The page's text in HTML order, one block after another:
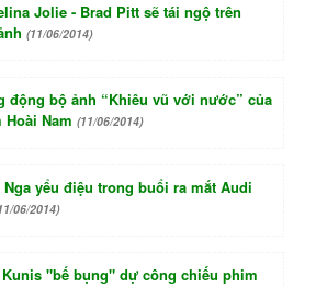
Jolie - Brad Pitt sẽ tái ngộ trên
(11/06/2014)
động bộ ảnh “Khiêu vũ với nước” của
Hoài Nam (11/06/2014)
yểu điệu trong buổi ra mắt Audi
06/2014)
"bế bụng" dự công chiếu phim